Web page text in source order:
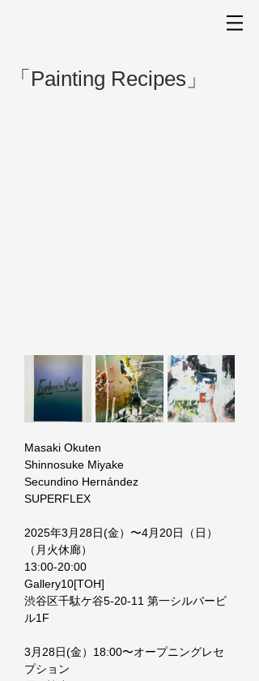
「Painting Recipes」
Masaki Okuten
Shinnosuke Miyake
Secundino Hernández
SUPERFLEX
2025年3月28日(金）〜4月20日（日）
（月火休廊）
13:00-20:00
Gallery10[TOH]
渋谷区千駄ケ谷5-20-11 第一シルバービ
ル1F
3月28日(金）18:00〜オープニングレセ
プション